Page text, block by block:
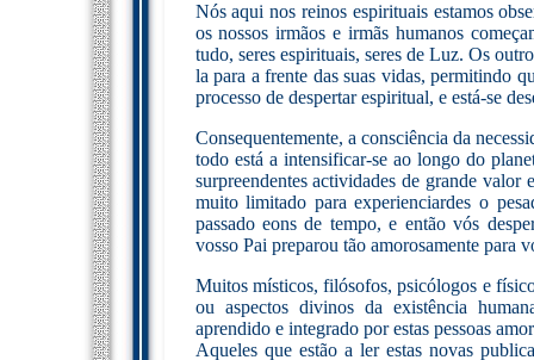
Nós aqui nos reinos espirituais estamos
os nossos irmãos e irmãs humanos
tudo, seres espirituais, seres de Luz. Os
la para a frente das suas vidas, permitindo
processo de despertar espiritual, e está-se
Consequentemente, a consciência da
todo está a intensificar-se ao longo do
surpreendentes actividades de grande
muito limitado para experienciardes o
passado eons de tempo, e então vós
vosso Pai preparou tão amorosamente para
Muitos místicos, filósofos, psicólogos e
ou aspectos divinos da existência
aprendido e integrado por estas pessoas
Aqueles que estão a ler estas novas